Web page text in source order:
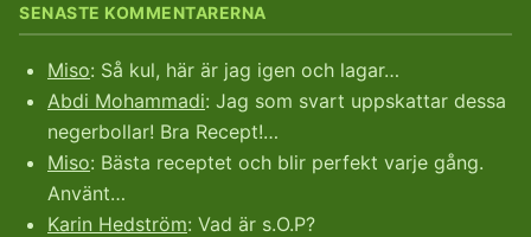
SENASTE KOMMENTARERNA
Miso: Så kul, här är jag igen och lagar…
Abdi Mohammadi: Jag som svart uppskattar dessa
negerbollar! Bra Recept!…
Miso: Bästa receptet och blir perfekt varje gång.
Använt…
Karin Hedström: Vad är s.O.P?